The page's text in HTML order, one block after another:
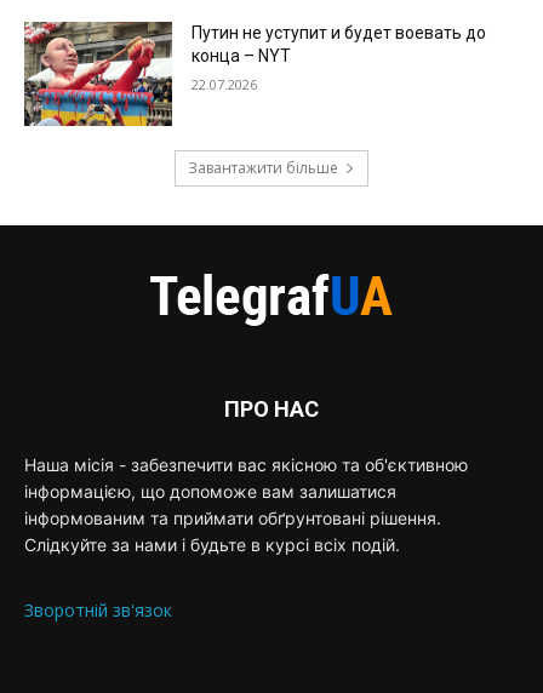
Путин не уступит и будет воевать до
конца – NYT
22.07.2026
Завантажити більше
ПРО НАС
Наша місія - забезпечити вас якісною та об'єктивною
інформацією, що допоможе вам залишатися
інформованим та приймати обґрунтовані рішення.
Слідкуйте за нами і будьте в курсі всіх подій.
Зворотній зв'язок